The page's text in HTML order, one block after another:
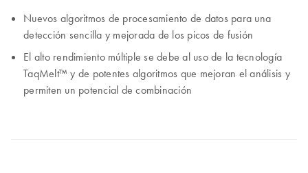
Nuevos algoritmos de procesamiento de datos para una
detección sencilla y mejorada de los picos de fusión
El alto rendimiento múltiple se debe al uso de la tecnología
TaqMelt™ y de potentes algoritmos que mejoran el análisis y
permiten un potencial de combinación